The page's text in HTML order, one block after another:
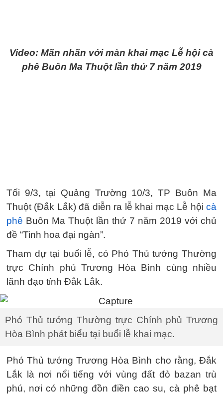
Video: Mãn nhãn với màn khai mạc Lễ hội cà
phê Buôn Ma Thuột lần thứ 7 năm 2019
Tối 9/3, tại Quảng Trường 10/3, TP Buôn Ma
Thuột (Đắk Lắk) đã diễn ra lễ khai mạc Lễ hội cà
phê Buôn Ma Thuột lần thứ 7 năm 2019 với chủ
đề “Tinh hoa đại ngàn”.
Tham dự tại buổi lễ, có Phó Thủ tướng Thường
trực Chính phủ Trương Hòa Bình cùng nhiều
lãnh đạo tỉnh Đắk Lắk.
Phó Thủ tướng Thường trực Chính phủ Trương
Hòa Bình phát biểu tại buổi lễ khai mạc.
Phó Thủ tướng Trương Hòa Bình cho rằng, Đắk
Lắk là nơi nổi tiếng với vùng đất đỏ bazan trù
phú, nơi có những đồn điền cao su, cà phê bạt